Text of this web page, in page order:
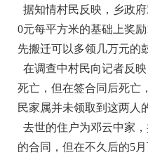
据知情村民反映，乡政
0元每平方米的基础上奖
先搬迁可以多领几万元的
在调查中村民向记者反
死亡，但在签合同后死亡
民家属并未领取到这两人
去世的住户为邓云中家
的合同，但在不久后的5